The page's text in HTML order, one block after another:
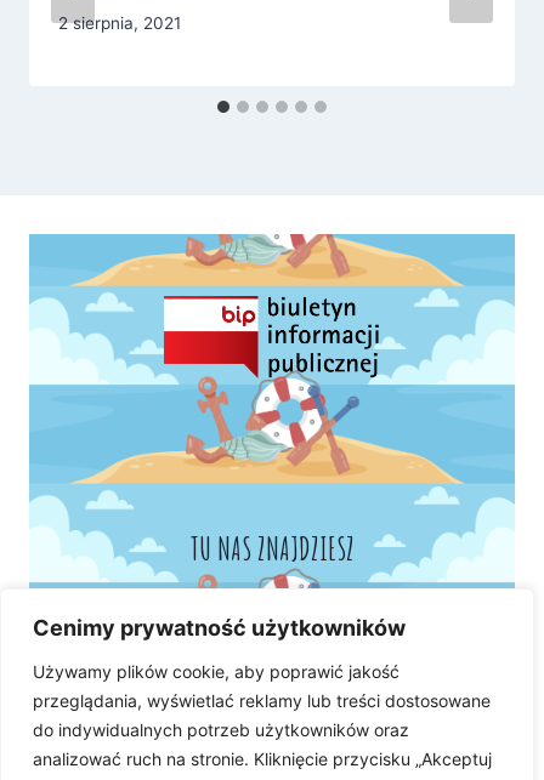
Cenimy prywatność użytkowników
Używamy plików cookie, aby poprawić jakość
przeglądania, wyświetlać reklamy lub treści dostosowane
do indywidualnych potrzeb użytkowników oraz
analizować ruch na stronie. Kliknięcie przycisku „Akceptuj
2 sierpnia, 2021
TU NAS ZNAJDZIESZ